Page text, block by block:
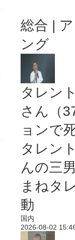
総合 |
ング
タレン
さん（
ョンで
タレン
んの三
まねタ
動
国内
2026-08-02